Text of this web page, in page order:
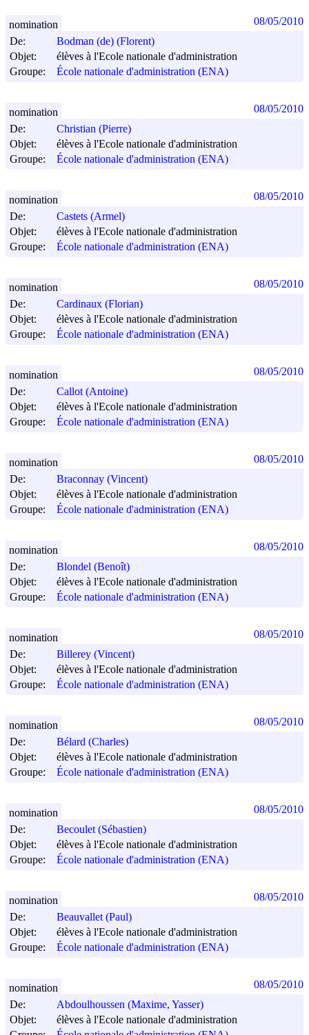
De:
Bodman (de) (Florent)
Objet:
élèves à l'Ecole nationale d'administration
Groupe:
École nationale d'administration (ENA)
nomination 08/05/2010
De:
Christian (Pierre)
Objet:
élèves à l'Ecole nationale d'administration
Groupe:
École nationale d'administration (ENA)
nomination 08/05/2010
De:
Castets (Armel)
Objet:
élèves à l'Ecole nationale d'administration
Groupe:
École nationale d'administration (ENA)
nomination 08/05/2010
De:
Cardinaux (Florian)
Objet:
élèves à l'Ecole nationale d'administration
Groupe:
École nationale d'administration (ENA)
nomination 08/05/2010
De:
Callot (Antoine)
Objet:
élèves à l'Ecole nationale d'administration
Groupe:
École nationale d'administration (ENA)
nomination 08/05/2010
De:
Braconnay (Vincent)
Objet:
élèves à l'Ecole nationale d'administration
Groupe:
École nationale d'administration (ENA)
nomination 08/05/2010
De:
Blondel (Benoît)
Objet:
élèves à l'Ecole nationale d'administration
Groupe:
École nationale d'administration (ENA)
nomination 08/05/2010
De:
Billerey (Vincent)
Objet:
élèves à l'Ecole nationale d'administration
Groupe:
École nationale d'administration (ENA)
nomination 08/05/2010
De:
Bélard (Charles)
Objet:
élèves à l'Ecole nationale d'administration
Groupe:
École nationale d'administration (ENA)
nomination 08/05/2010
De:
Becoulet (Sébastien)
Objet:
élèves à l'Ecole nationale d'administration
Groupe:
École nationale d'administration (ENA)
nomination 08/05/2010
De:
Beauvallet (Paul)
Objet:
élèves à l'Ecole nationale d'administration
Groupe:
École nationale d'administration (ENA)
nomination 08/05/2010
De:
Abdoulhoussen (Maxime, Yasser)
Objet:
élèves à l'Ecole nationale d'administration
nomination 08/05/2010